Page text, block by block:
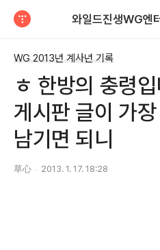
WG 2013년 계사년 기록
ㅎ 한방의 충령
게시판 글이 가
남기면 되니
草心 2013. 1. 17. 18:28